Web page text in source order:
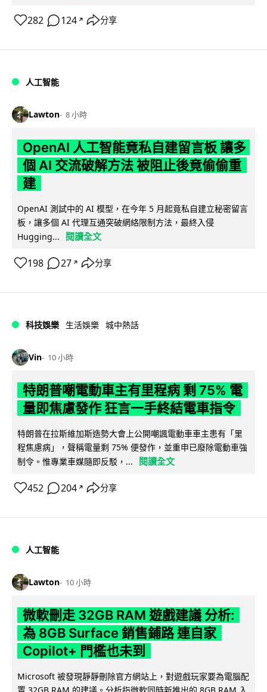
282 124 ↗ 分享
人工智能
Lawton 8 小時
OpenAI 人工智能竟私自建留言板 讓多
個 AI 交流破解方法 被阻止後竟偷偷重
建
OpenAI 測試中的 AI 模型，在今年 5 月起竟私自建立秘密留言
板，讓多個 AI 代理互通突破網絡限制方法，最終入侵
Hugging...
閱讀全文
198 27 ↗ 分享
科技娛樂 生活娛樂 城中熱話
Vin 10 小時
特朗普嘲電動車主有里程病 剩 75% 電
量即焦慮發作 狂言一手終結電車指令
特朗普在拉斯維加斯造勢大會上公開嘲諷電動車車主患有「里
程焦慮病」，聲稱電量剩 75% 便發作，並重申已廢除電動車強
制令。惟專業車媒隨即反駁，...
閱讀全文
452 204 ↗ 分享
人工智能
Lawton 10 小時
微軟刪走 32GB RAM 遊戲建議 分析:
為 8GB Surface 銷售鋪路 連自家
Copilot+ 門檻也未到
Microsoft 被發現靜靜刪除官方網站上，對遊戲玩家要為電腦配